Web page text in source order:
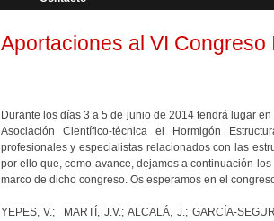
Aportaciones al VI
Durante los días 3 a 5 de junio de 2014 tendrá lugar en
Asociación Científico-técnica el Hormigón
profesionales y especialistas relacionados con las
por ello que, como avance, dejamos a continuación
marco de dicho congreso. Os esperamos en el
YEPES, V.; MARTÍ, J.V.; ALCALÁ, J.; GARCÍA-